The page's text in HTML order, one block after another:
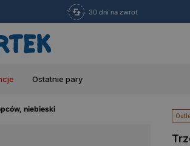
30 dni na zwrot
Ostatnie pary
niebieski